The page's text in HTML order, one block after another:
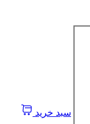
سبد خرید